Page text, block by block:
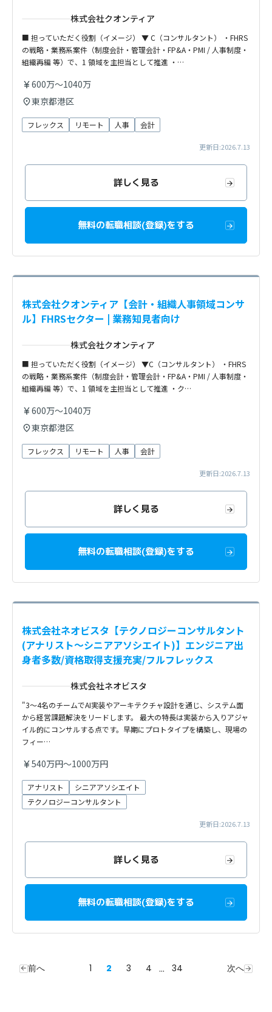
株式会社クオンティア
■ 担っていただく役割（イメージ） ▼ C（コンサルタント） ・FHRS
の戦略・業務系案件（制度会計・管理会計・FP&A・PMI / 人事制度・
組織再編 等）で、1 領域を主担当として推進 ・…
600万～1040万
東京都港区
フレックス リモート 人事 会計
更新日:2026.7.13
詳しく見る
無料の転職相談(登録)をする
株式会社クオンティア【会計・組織人事領域コンサ
ル】FHRSセクター | 業務知見者向け
株式会社クオンティア
■ 担っていただく役割（イメージ） ▼C（コンサルタント） ・FHRS
の戦略・業務系案件（制度会計・管理会計・FP&A・PMI / 人事制度・
組織再編 等）で、1 領域を主担当として推進 ・ク…
600万～1040万
東京都港区
フレックス リモート 人事 会計
更新日:2026.7.13
詳しく見る
無料の転職相談(登録)をする
株式会社ネオビスタ【テクノロジーコンサルタント
(アナリスト〜シニアアソシエイト)】エンジニア出
身者多数/資格取得支援充実/フルフレックス
株式会社ネオビスタ
"3〜4名のチームでAI実装やアーキテクチャ設計を通じ、システム面
から経営課題解決をリードします。 最大の特長は実装から入りアジャ
イル的にコンサルする点です。早期にプロトタイプを構築し、現場の
フィー…
540万円～1000万円
アナリスト
シニアアソシエイト
テクノロジーコンサルタント
更新日:2026.7.13
詳しく見る
無料の転職相談(登録)をする
前へ 1 2 3 4 ... 34 次へ